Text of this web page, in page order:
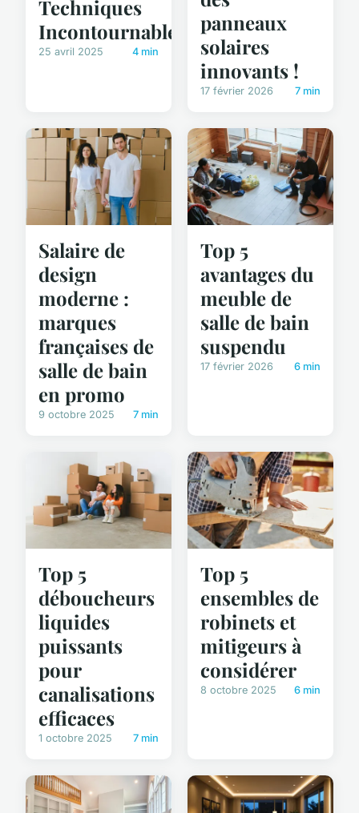
Techniques
Incontournables
25 avril 2025 4 min
panneaux
solaires
innovants !
17 février 2026 7 min
Salaire de
design
moderne :
marques
françaises de
salle de bain
en promo
9 octobre 2025 7 min
Top 5
avantages du
meuble de
salle de bain
suspendu
17 février 2026 6 min
Top 5
déboucheurs
liquides
puissants
pour
canalisations
efficaces
1 octobre 2025 7 min
Top 5
ensembles de
robinets et
mitigeurs à
considérer
8 octobre 2025 6 min